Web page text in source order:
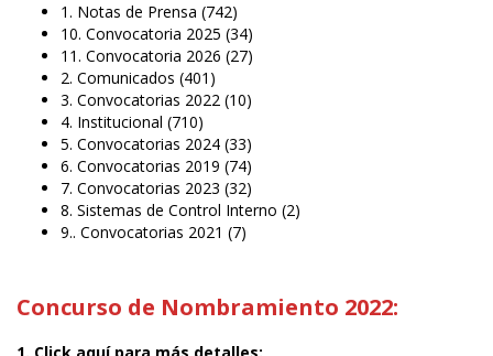
1. Notas de Prensa (742)
10. Convocatoria 2025 (34)
11. Convocatoria 2026 (27)
2. Comunicados (401)
3. Convocatorias 2022 (10)
4. Institucional (710)
5. Convocatorias 2024 (33)
6. Convocatorias 2019 (74)
7. Convocatorias 2023 (32)
8. Sistemas de Control Interno (2)
9.. Convocatorias 2021 (7)
Concurso de Nombramiento 2022: